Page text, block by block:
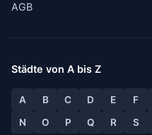
AGB
Städte von A bis Z
A B C D E F
N
O P Q R S